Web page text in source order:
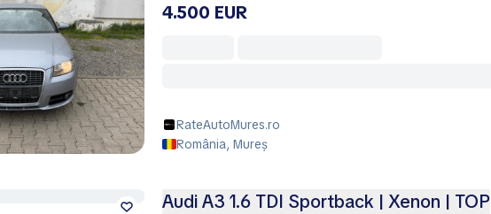
4.500 EUR
RateAutoMures.ro
România, Mureș
Audi A3 1.6 TDI Sportback | Xenon | TOP